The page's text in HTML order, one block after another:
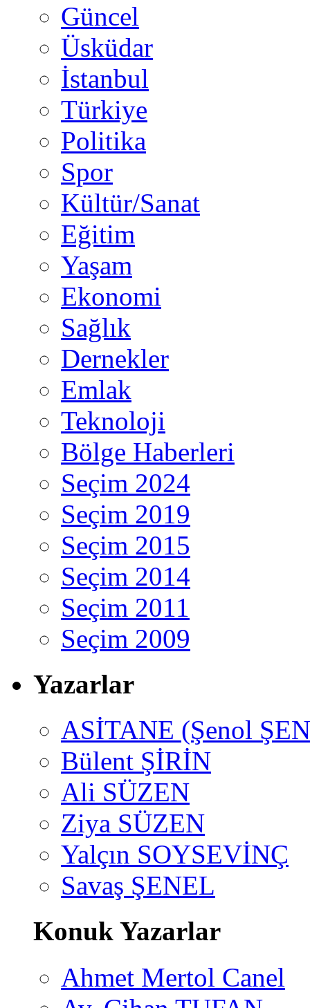
Güncel
Üsküdar
İstanbul
Türkiye
Politika
Spor
Kültür/Sanat
Eğitim
Yaşam
Ekonomi
Sağlık
Dernekler
Emlak
Teknoloji
Bölge Haberleri
Seçim 2024
Seçim 2019
Seçim 2015
Seçim 2014
Seçim 2011
Seçim 2009
Yazarlar
ASİTANE (Şenol
Bülent ŞİRİN
Ali SÜZEN
Ziya SÜZEN
Yalçın SOYSEVİNÇ
Savaş ŞENEL
Konuk Yazarlar
Ahmet Mertol Canel